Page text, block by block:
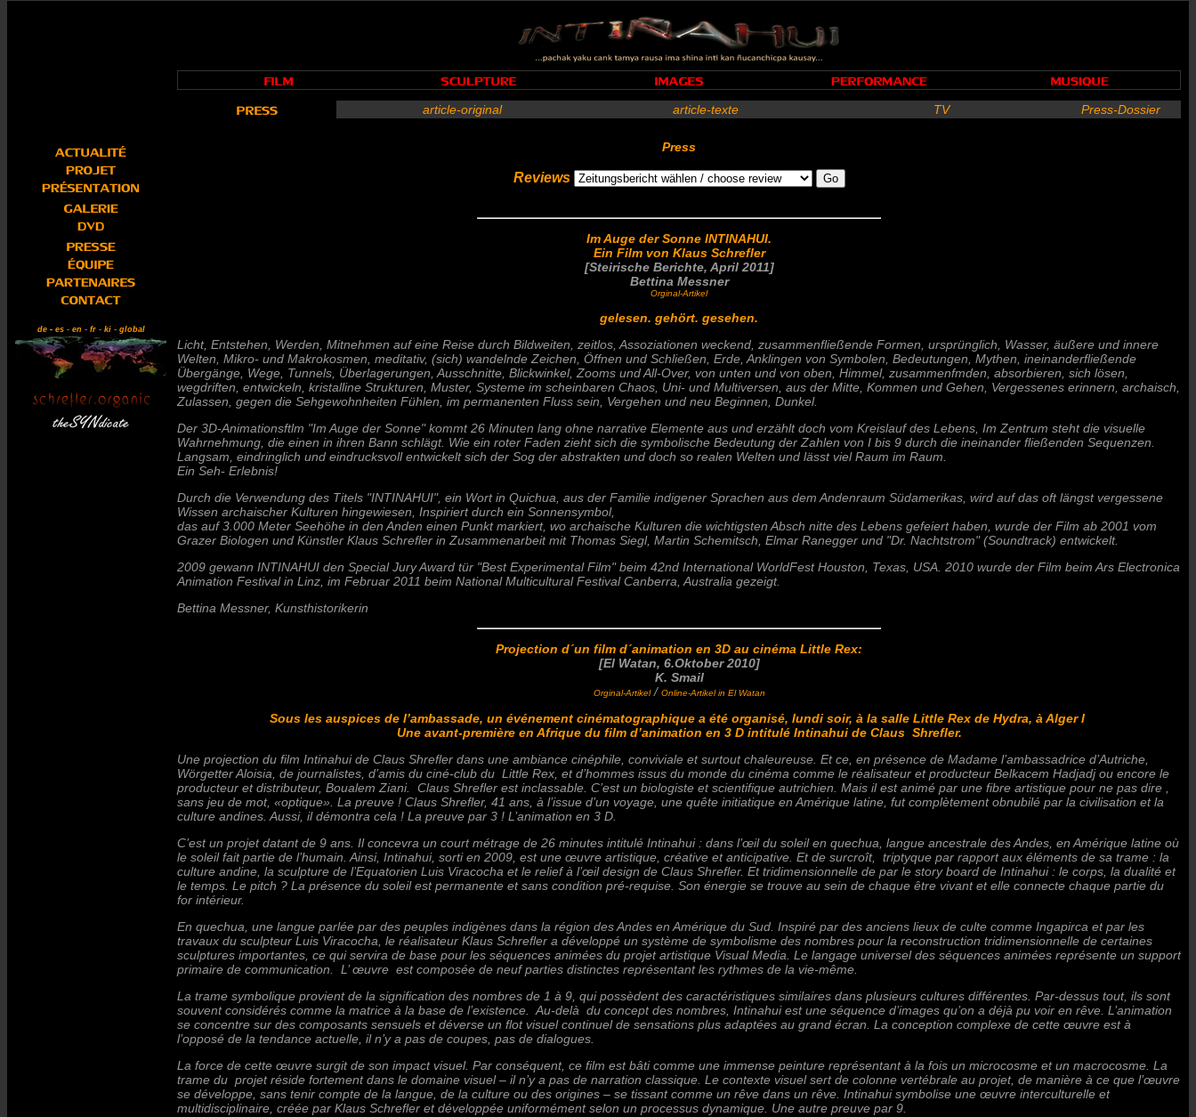
de- es- en - fr- ki- global
article-original article-texte TV Press-Dossier
Press
Reviews
Im Auge der Sonne INTINAHUI.
Ein Film von Klaus Schrefler
[Steirische Berichte, April2011]
Bettina Messner
Orginal-Artikel
gelesen. gehört. gesehen.
Licht, Entstehen, Werden, Mitnehmen auf eine Reise durch Bildweiten, zeitlos, Assoziationen weckend, zusammenfließende Formen, ursprünglich, Wasser, äußere und innere
Welten, Mikro- und Makrokosmen, meditativ, (sich) wandelnde Zeichen, Öffnen und Schließen, Erde, Anklingen von Symbolen, Bedeutungen, Mythen, ineinanderfließende
Übergänge, Wege, Tunnels, Überlagerungen, Ausschnitte, Blickwinkel, Zooms und All-Over, von unten und von oben, Himmel, zusammenfmden, absorbieren, sich lösen,
wegdriften, entwickeln, kristalline Strukturen, Muster, Systeme im scheinbaren Chaos, Uni- und Multiversen, aus der Mitte, Kommen und Gehen, Vergessenes erinnern, archaisch,
Zulassen, gegen die Sehgewohnheiten Fühlen, im permanenten Fluss sein, Vergehen und neu Beginnen, Dunkel.
Der 3D-Animationsftlm "Im Auge der Sonne" kommt 26 Minuten lang ohne narrative Elemente aus und erzählt doch vom Kreislauf des Lebens, Im Zentrum steht die visuelle
Wahrnehmung, die einen in ihren Bann schlägt. Wie ein roter Faden zieht sich die symbolische Bedeutung der Zahlen von I bis 9 durch die ineinander fließenden Sequenzen.
Langsam, eindringlich und eindrucksvoll entwickelt sich der Sog der abstrakten und doch so realen Welten und lässt viel Raum im Raum.
Ein Seh- Erlebnis!
Durch die Verwendung des Titels "INTINAHUI", ein Wort in Quichua, aus der Familie indigener Sprachen aus dem Andenraum Südamerikas, wird auf das oft längst vergessene
Wissen archaischer Kulturen hingewiesen, Inspiriert durch ein Sonnensymbol,
das auf 3.000 Meter Seehöhe in den Anden einen Punkt markiert, wo archaische Kulturen die wichtigsten Absch nitte des Lebens gefeiert haben, wurde der Film ab 2001 vom
Grazer Biologen und Künstler Klaus Schrefler in Zusammenarbeit mit Thomas Siegl, Martin Schemitsch, Elmar Ranegger und "Dr. Nachtstrom" (Soundtrack) entwickelt.
2009 gewann INTINAHUI den Special Jury Award tür "Best Experimental Film" beim 42nd International WorldFest Houston, Texas, USA. 2010 wurde der Film beim Ars Electronica
Animation Festival in Linz, im Februar 2011 beim National Multicultural Festival Canberra, Australia gezeigt.
Bettina Messner, Kunsthistorikerin
Projection d´un film d´animation en 3D au cinéma Little Rex:
[El Watan, 6.Oktober 2010]
K. Smail
Orginal-Artikel/ Online-Artikel in El Watan
Sous les auspices de l’ambassade, un événement cinématographique a été organisé, lundi soir, à la salle Little Rex de Hydra, à Alger l
Une avant-première en Afrique du film d’animation en 3 D intitulé Intinahui de Claus Shrefler.
Une projection du film Intinahui de Claus Shrefler dans une ambiance cinéphile, conviviale et surtout chaleureuse. Et ce, en présence de Madame l’ambassadrice d’Autriche,
Wörgetter Aloisia, de journalistes, d’amis du ciné-club du Little Rex, et d’hommes issus du monde du cinéma comme le réalisateur et producteur Belkacem Hadjadj ou encore le
producteur et distributeur, Boualem Ziani. Claus Shrefler est inclassable. C’est un biologiste et scientifique autrichien. Mais il est animé par une fibre artistique pour ne pas dire ,
sans jeu de mot, «optique». La preuve ! Claus Shrefler, 41 ans, à l’issue d’un voyage, une quête initiatique en Amérique latine, fut complètement obnubilé par la civilisation et la
culture andines. Aussi, il démontra cela ! La preuve par 3 ! L’animation en 3 D.
C’est un projet datant de 9 ans. Il concevra un court métrage de 26 minutes intitulé Intinahui : dans l’œil du soleil en quechua, langue ancestrale des Andes, en Amérique latine où
le soleil fait partie de l’humain. Ainsi, Intinahui, sorti en 2009, est une œuvre artistique, créative et anticipative. Et de surcroît, triptyque par rapport aux éléments de sa trame : la
culture andine, la sculpture de l’Equatorien Luis Viracocha et le relief à l’œil design de Claus Shrefler. Et tridimensionnelle de par le story board de Intinahui : le corps, la dualité et
le temps. Le pitch ? La présence du soleil est permanente et sans condition pré-requise. Son énergie se trouve au sein de chaque être vivant et elle connecte chaque partie du
for intérieur.
En quechua, une langue parlée par des peuples indigènes dans la région des Andes en Amérique du Sud. Inspiré par des anciens lieux de culte comme Ingapirca et par les
travaux du sculpteur Luis Viracocha, le réalisateur Klaus Schrefler a développé un système de symbolisme des nombres pour la reconstruction tridimensionnelle de certaines
sculptures importantes, ce qui servira de base pour les séquences animées du projet artistique Visual Media. Le langage universel des séquences animées représente un support
primaire de communication. L’ œuvre est composée de neuf parties distinctes représentant les rythmes de la vie-même.
La trame symbolique provient de la signification des nombres de 1 à 9, qui possèdent des caractéristiques similaires dans plusieurs cultures différentes. Par-dessus tout, ils sont
souvent considérés comme la matrice à la base de l’existence. Au-delà du concept des nombres, Intinahui est une séquence d’images qu’on a déjà pu voir en rêve. L’animation
se concentre sur des composants sensuels et déverse un flot visuel continuel de sensations plus adaptées au grand écran. La conception complexe de cette œuvre est à
l’opposé de la tendance actuelle, il n’y a pas de coupes, pas de dialogues.
La force de cette œuvre surgit de son impact visuel. Par conséquent, ce film est bâti comme une immense peinture représentant à la fois un microcosme et un macrocosme. La
trame du projet réside fortement dans le domaine visuel – il n’y a pas de narration classique. Le contexte visuel sert de colonne vertébrale au projet, de manière à ce que l’œuvre
se développe, sans tenir compte de la langue, de la culture ou des origines – se tissant comme un rêve dans un rêve. Intinahui symbolise une œuvre interculturelle et
multidisciplinaire, créée par Klaus Schrefler et développée uniformément selon un processus dynamique. Une autre preuve par 9.